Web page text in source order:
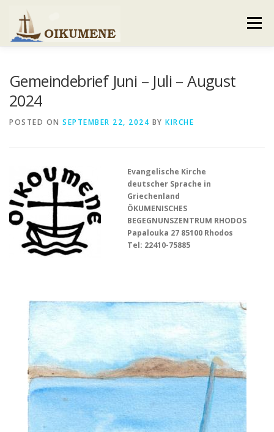
content
Menu
Gemeindebrief Juni – Juli – August
2024
POSTED ON SEPTEMBER 22, 2024 BY KIRCHE
Evangelische Kirche
deutscher Sprache in
Griechenland
ÖKUMENISCHES
BEGEGNUNSZENTRUM RHODOS
Papalouka 27 85100 Rhodos
Tel: 22410-75885